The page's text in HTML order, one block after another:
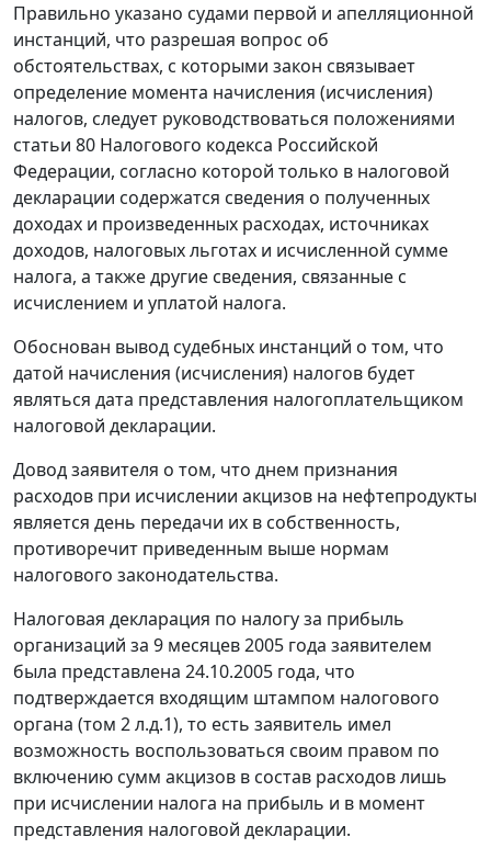
Правильно указано судами первой и апелляционной
инстанций, что разрешая вопрос об
обстоятельствах, с которыми закон связывает
определение момента начисления (исчисления)
налогов, следует руководствоваться положениями
статьи 80 Налогового кодекса Российской
Федерации, согласно которой только в налоговой
декларации содержатся сведения о полученных
доходах и произведенных расходах, источниках
доходов, налоговых льготах и исчисленной сумме
налога, а также другие сведения, связанные с
исчислением и уплатой налога.
Обоснован вывод судебных инстанций о том, что
датой начисления (исчисления) налогов будет
являться дата представления налогоплательщиком
налоговой декларации.
Довод заявителя о том, что днем признания
расходов при исчислении акцизов на нефтепродукты
является день передачи их в собственность,
противоречит приведенным выше нормам
налогового законодательства.
Налоговая декларация по налогу за прибыль
организаций за 9 месяцев 2005 года заявителем
была представлена 24.10.2005 года, что
подтверждается входящим штампом налогового
органа (том 2 л.д.1), то есть заявитель имел
возможность воспользоваться своим правом по
включению сумм акцизов в состав расходов лишь
при исчислении налога на прибыль и в момент
представления налоговой декларации.